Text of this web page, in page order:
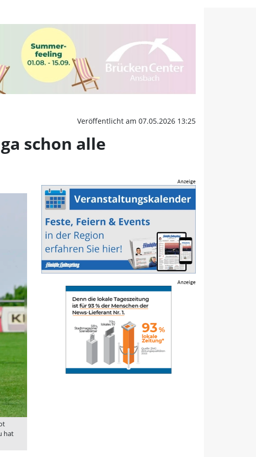
schon alle
Veröffentlicht am 07.05.2026 13:25
schon alle
hat